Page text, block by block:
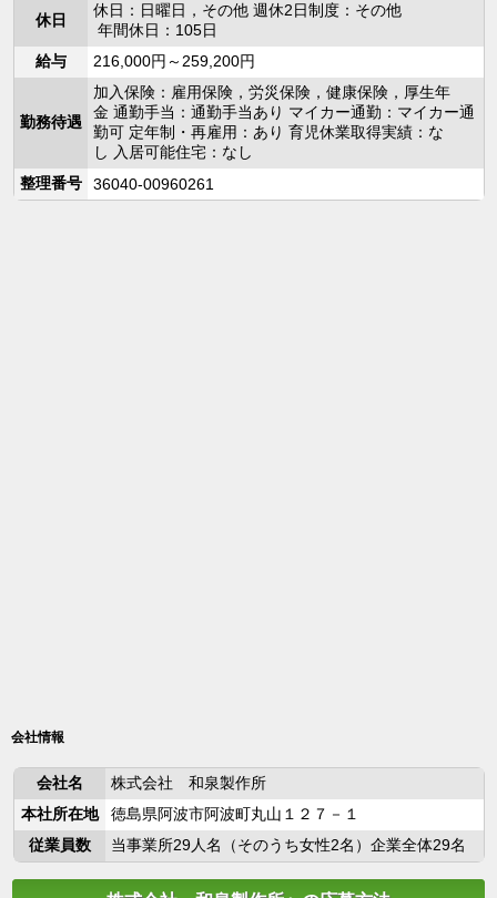
休日
休日：日曜日，その他 週休2日制度：その他
年間休日：105日
給与
216,000円～259,200円
勤務待遇
加入保険：雇用保険，労災保険，健康保険，厚生年
金 通勤手当：通勤手当あり マイカー通勤：マイカー通
勤可 定年制・再雇用：あり 育児休業取得実績：な
し 入居可能住宅：なし
整理番号
36040-00960261
会社情報
会社名
株式会社 和泉製作所
本社所在地
徳島県阿波市阿波町丸山１２７－１
従業員数
当事業所29人名（そのうち女性2名）企業全体29名